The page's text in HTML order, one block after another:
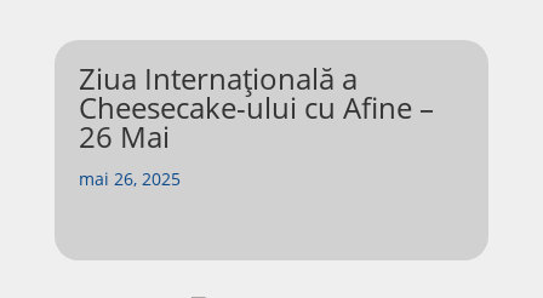
Ziua Internațională a
Cheesecake-ului cu Afine –
26 Mai
mai 26, 2025